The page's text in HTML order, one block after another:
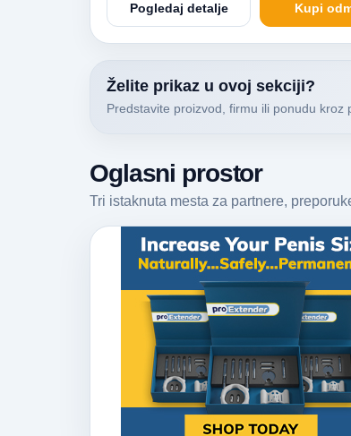
Pogledaj detalje Kupi
Želite prikaz u ovoj sekciji?
Predstavite proizvod, firmu ili ponudu kroz
Oglasni prostor
Tri istaknuta mesta za partnere,